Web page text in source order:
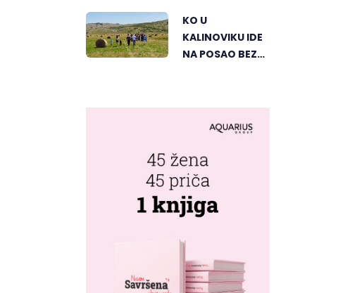
VIŠEGRADA
KO U
KALINOVIKU IDE
NA POSAO BEZ